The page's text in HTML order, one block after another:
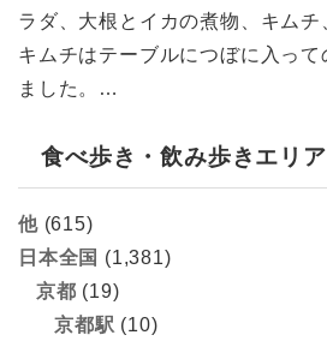
ラダ、大根とイカの煮物、キムチ
キムチはテーブルにつぼに入っ
ました。…
食べ歩き・飲み歩きエリ
他(615)
日本全国 (1,381)
京都 (19)
京都駅 (10)